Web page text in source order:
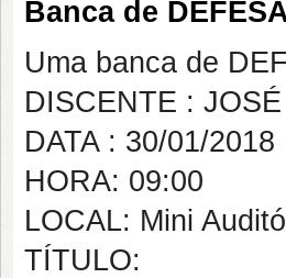
Banca de
Uma banca de
DISCENTE :
DATA : 30/01/2018
HORA: 09:00
LOCAL: Mini
TÍTULO: